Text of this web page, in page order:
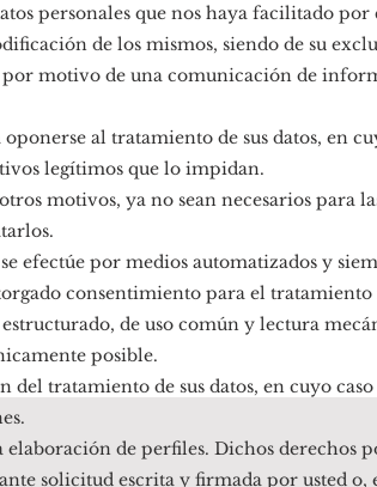
personales que nos haya facilitado
de los mismos, siendo de su
motivo de una comunicación de
al tratamiento de sus datos, en
legítimos que lo impidan.
motivos, ya no sean necesarios para
efectúe por medios automatizados y
consentimiento para el tratamiento
de uso común y lectura
posible.
tratamiento de sus datos, en cuyo
de perfiles. Dichos derechos
solicitud escrita y firmada por usted o,